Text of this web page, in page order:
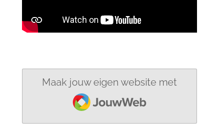
Maak jouw eigen website met
JouwWeb